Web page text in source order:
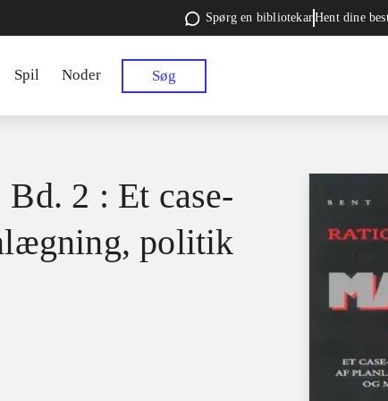
Spørg en bibliotekarHent dine
Spil Noder Søg
2 : Et case-
politik